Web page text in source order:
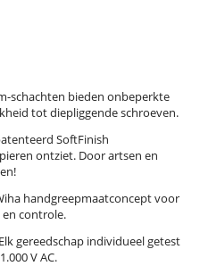
schachten bieden onbeperkte
tot diepliggende schroeven.
SoftFinish
ontziet. Door artsen en
handgreepmaatconcept voor
controle.
gereedschap individueel getest
V AC.